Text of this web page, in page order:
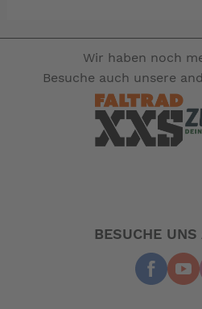
Wir haben noch
Besuche auch unsere
BESUCHE